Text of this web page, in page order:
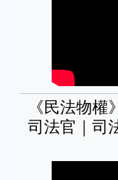
《民法物
司法官｜司